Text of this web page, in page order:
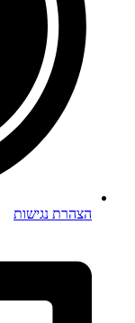
הצהרת נגישות